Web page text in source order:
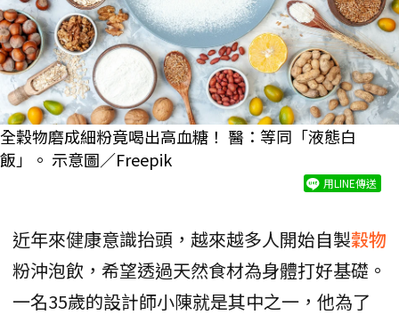
全穀物磨成細粉竟喝出高血糖！ 醫：等同「液態白
飯」。 示意圖／Freepik
用LINE傳送
近年來健康意識抬頭，越來越多人開始自製穀物
粉沖泡飲，希望透過天然食材為身體打好基礎。
一名35歲的設計師小陳就是其中之一，他為了